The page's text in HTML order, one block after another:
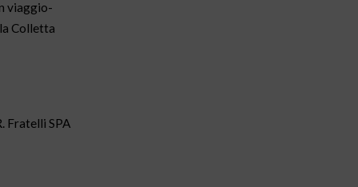
viaggio-
Colletta
Fratelli SPA